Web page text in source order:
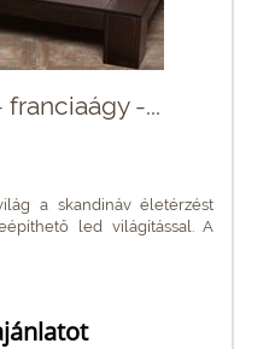
-...
a skandináv életérzést
led világítással. A